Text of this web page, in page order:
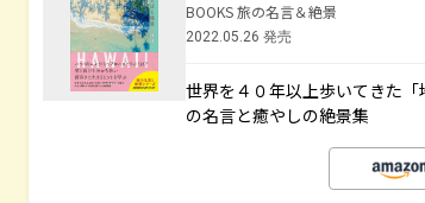
BOOKS 旅の名言＆絶景
2022.05.26 発売
世界を４０年以上歩いてきた
の名言と癒やしの絶景集